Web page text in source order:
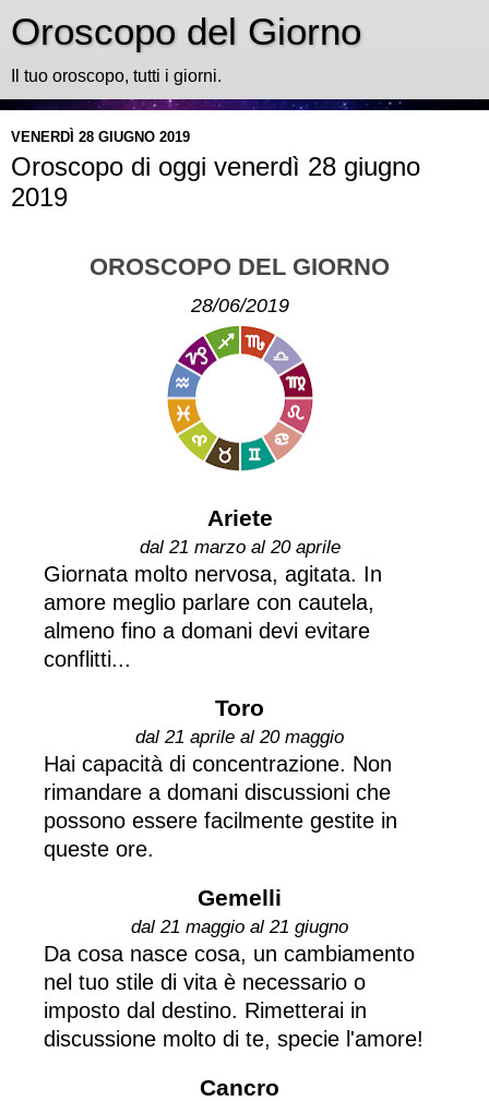
Oroscopo del Giorno
Il tuo oroscopo, tutti i giorni.
VENERDÌ 28 GIUGNO 2019
Oroscopo di oggi venerdì 28 giugno
2019
OROSCOPO DEL GIORNO
28/06/2019
Ariete
dal 21 marzo al 20 aprile
Giornata molto nervosa, agitata. In
amore meglio parlare con cautela,
almeno fino a domani devi evitare
conflitti...
Toro
dal 21 aprile al 20 maggio
Hai capacità di concentrazione. Non
rimandare a domani discussioni che
possono essere facilmente gestite in
queste ore.
Gemelli
dal 21 maggio al 21 giugno
Da cosa nasce cosa, un cambiamento
nel tuo stile di vita è necessario o
imposto dal destino. Rimetterai in
discussione molto di te, specie l'amore!
Cancro